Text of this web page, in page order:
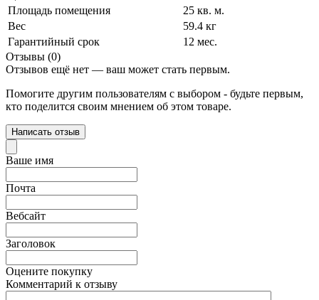
Площадь помещения
25 кв. м.
Вес
59.4 кг
Гарантийный срок
12 мес.
Отзывы (0)
Отзывов ещё нет — ваш может стать первым.
Помогите другим пользователям с выбором - будьте первым,
кто поделится своим мнением об этом товаре.
Написать отзыв
Ваше имя
Почта
Вебсайт
Заголовок
Оцените покупку
Комментарий к отзыву